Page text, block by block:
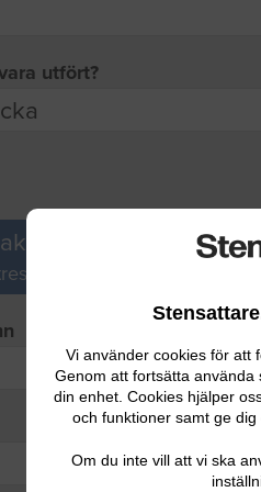
Vi använder cookies för att
Genom att fortsätta
din enhet. Cookies hjälper
och funktioner samt ge
Om du inte vill att vi ska
utfört?
leverantörer får